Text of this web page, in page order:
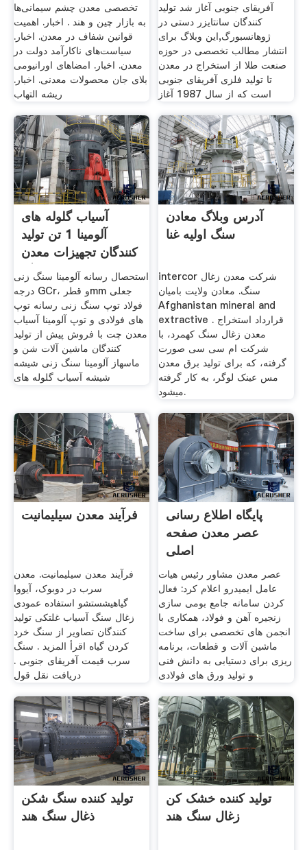
تخصصی معدن چشم سیمانی‌ها
به بازار چین و هند . اخبار. اهمیت
قوانین شفاف در معدن. اخبار.
سیاست‌های ناکارآمد دولت در
معدن. اخبار. امضا‌های اورانیومی
بلای جان محصولات معدنی. اخبار.
ریشه التهاب
آفریقای جنوبی آغاز شد تولید
کنندگان سانتایزر دستی در
ژوهانسبورگ,این وبلاگ برای
انتشار مطالب تخصصی در حوزه
صنعت طلا از استخراج در معدن
تا تولید فلزی آفریقای جنوبی
است که از سال 1987 آغاز
آسیاب گلوله های
آلومینا 1 تن تولید
کنندگان تجهیزات معدن
سنگ
استحصال رسانه آلومینا سنگ زنی
درجه GCr، و قطرmm جعلی
فولاد توپ سنگ زنی رسانه توپ
های فولادی و توپ آلومینا آسیاب
معدن چت با فروش پیش از تولید
کنندگان ماشین آلات شن و
ماسهاز آلومینا سنگ زنی شیشه
شیشه آسیاب گلوله های
آدرس وبلاگ معادن
سنگ اوليه غنا
intercor شرکت معدن زغال
سنگ. معادن ولايت باميان
Afghanistan mineral and
extractive . قرارداد استخراج
معدن زغال سنگ کهمرد، با
شرکت ام سی سی صورت
گرفته، که برای تولید برق معدن
مس عینک لوگر، به کار گرفته
میشود.
فرآیند معدن سیلیمانیت
فرآیند معدن سیلیمانیت. معدن
سرب در دوبوک، آیووا
گیاهیشستشو استفاده عمودی
زغال سنگ آسیاب غلتکی تولید
کنندگان تصاویر از سنگ خرد
کردن گیاه اقرأ المزيد . سنگ
سرب قیمت آفریقای جنوبی .
دریافت نقل قول
پایگاه اطلاع رسانی
عصر معدن صفحه
اصلی
عصر معدن مشاور رئیس هیات
عامل ایمیدرو اعلام کرد: فعال
کردن سامانه جامع بومی سازی
زنجیره آهن و فولاد، همکاری با
انجمن های تخصصی برای ساخت
ماشین آلات و قطعات، برنامه
ریزی برای دستیابی به دانش فنی
و تولید ورق های فولادی
تولید کننده سنگ شکن
ذغال سنگ هند
تولید کننده خشک کن
زغال سنگ هند